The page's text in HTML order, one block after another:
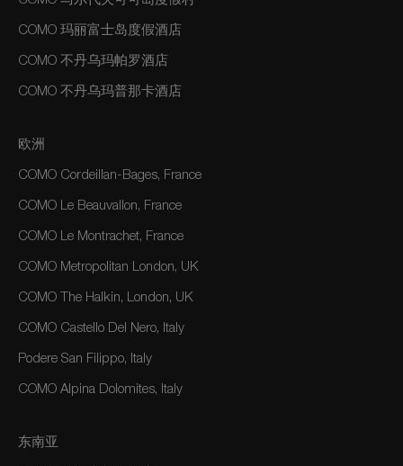
COMO 玛丽富士岛度假酒店
COMO 不丹乌玛帕罗酒店
COMO 不丹乌玛普那卡酒店
欧洲
COMO Cordeillan-Bages, France
COMO Le Beauvallon, France
COMO Le Montrachet, France
COMO Metropolitan London, UK
COMO The Halkin, London, UK
COMO Castello Del Nero, Italy
Podere San Filippo, Italy
COMO Alpina Dolomites, Italy
东南亚